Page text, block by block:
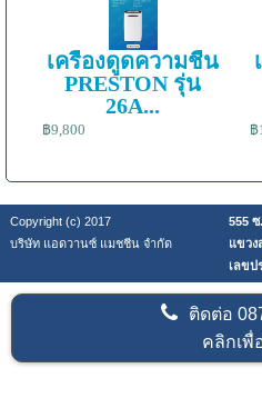
เครื่องดูดความชื้น
PRESTON รุ่น
26A...
฿9,800 ฿
Copyright (c) 2017
555
บริษัท แอดวานซ์ แมชชีน จำกัด
แขวง
เลขป
ติดต่อ
คลิกเพื่